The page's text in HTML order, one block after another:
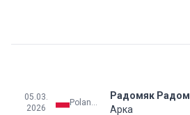
05.03.
2026
Радомяк Радом
Арка